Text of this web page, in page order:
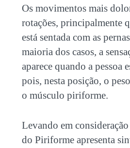
Os movimentos mais
rotações, principalmente
está sentada com as
maioria dos casos, a
aparece quando a pessoa
pois, nesta posição, o
o músculo piriforme.
Levando em
do Piriforme apresenta